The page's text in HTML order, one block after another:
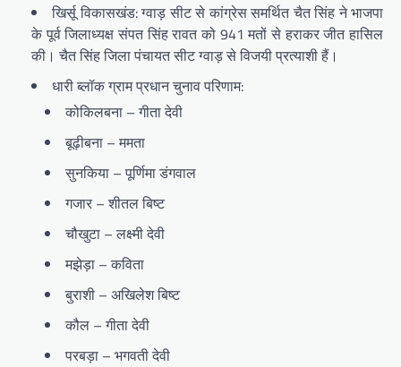
खिर्सू विकासखंड: ग्वाड़ सीट से कांग्रेस समर्थित चैत सिंह ने भाजपा
के पूर्व जिलाध्यक्ष संपत सिंह रावत को 941 मतों से हराकर जीत हासिल
की। चैत सिंह जिला पंचायत सीट ग्वाड़ से विजयी प्रत्याशी हैं।
धारी ब्लॉक ग्राम प्रधान चुनाव परिणाम:
कोकिलबना – गीता देवी
बूढ़ीबना – ममता
सुनकिया – पूर्णिमा डंगवाल
गजार – शीतल बिष्ट
चौखुटा – लक्ष्मी देवी
मझेड़ा – कविता
बुराशी – अखिलेश बिष्ट
कौल – गीता देवी
परबड़ा – भगवती देवी